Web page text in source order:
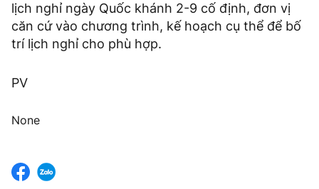
lịch nghỉ ngày Quốc khánh 2-9 cố định, đơn vị
căn cứ vào chương trình, kế hoạch cụ thể để bố
trí lịch nghỉ cho phù hợp.
PV
None